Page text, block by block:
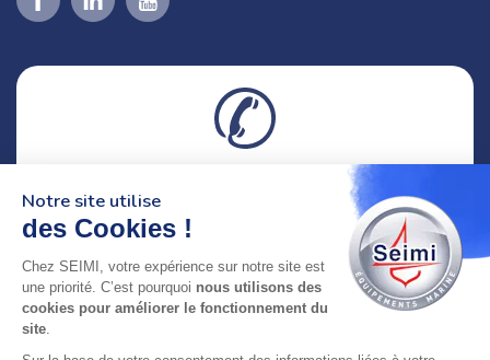
8h-12h30 & 13h30-18h
adresse : 75 Rue Amiral Troude,
29200 Brest FRANCE
Notre site utilise
des Cookies !
Chez SEIMI, votre expérience sur notre site est
une priorité. C’est pourquoi nous utilisons des
cookies pour améliorer le fonctionnement du
site.